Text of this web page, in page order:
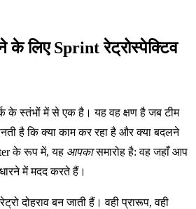
के लिए Sprint रेट्रोस्पेक्टिव
के स्तंभों में से एक है। यह वह क्षण है जब टीम
है कि क्या काम कर रहा है और क्या बदलने
के रूप में, यह आपकासमारोह है: वह जहाँ आप
में मदद करते हैं।
दोहराव बन जाती हैं। वही प्रारूप, वही